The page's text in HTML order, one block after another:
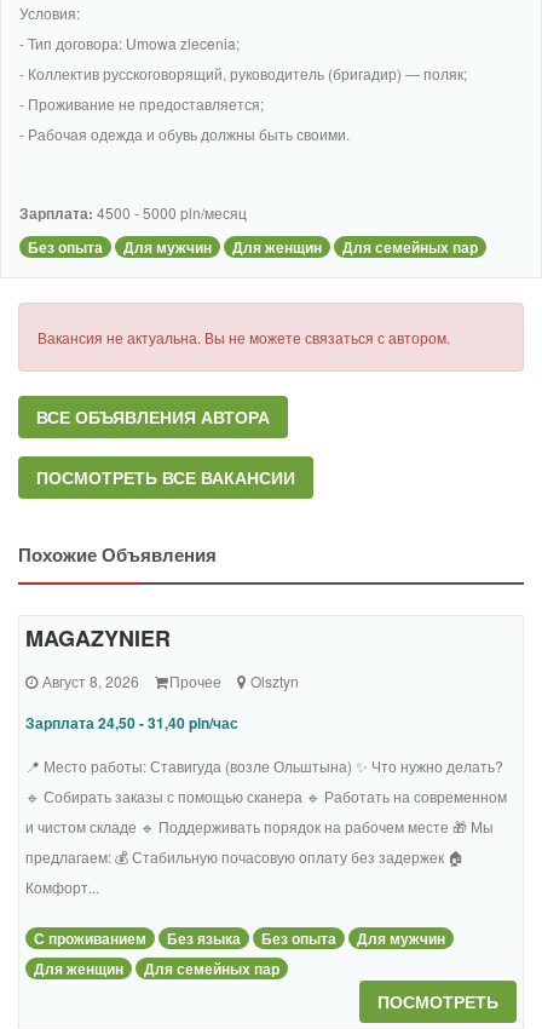
Условия:
- Тип договора: Umowa zlecenia;
- Коллектив русскоговорящий, руководитель (бригадир) — поляк;
- Проживание не предоставляется;
- Рабочая одежда и обувь должны быть своими.
Зарплата: 4500 - 5000 pln/месяц
Без опыта Для мужчин Для женщин Для семейных пар
Вакансия не актуальна. Вы не можете связаться с автором.
ВСЕ ОБЪЯВЛЕНИЯ АВТОРА
ПОСМОТРЕТЬ ВСЕ ВАКАНСИИ
Похожие Объявления
MAGAZYNIER
Август 8, 2026 Прочее Olsztyn
Зарплата 24,50 - 31,40 pln/час
📍 Место работы: Ставигуда (возле Ольштына) ✨ Что нужно делать?
🔹 Собирать заказы с помощью сканера 🔹 Работать на современном
и чистом складе 🔹 Поддерживать порядок на рабочем месте 🎁 Мы
предлагаем: 💰 Стабильную почасовую оплату без задержек 🏠
Комфорт...
С проживанием Без языка Без опыта
Для мужчин
Для женщин
Для семейных пар
ПОСМОТРЕТЬ